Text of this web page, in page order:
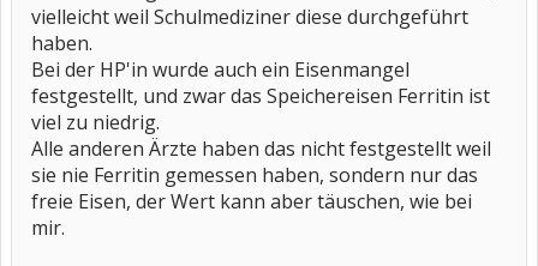
vielleicht weil Schulmediziner diese durchgeführt
haben.
Bei der HP'in wurde auch ein Eisenmangel
festgestellt, und zwar das Speichereisen Ferritin ist
viel zu niedrig.
Alle anderen Ärzte haben das nicht festgestellt weil
sie nie Ferritin gemessen haben, sondern nur das
freie Eisen, der Wert kann aber täuschen, wie bei
mir.